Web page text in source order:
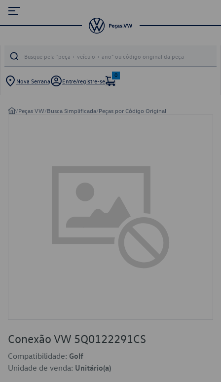
Nova Serrana Entre/registre-se
0
/Peças VW/Busca Simplificada/Peças por Código Original
Conexão VW 5Q0122291CS
Compatibilidade: Golf
Unidade de venda: Unitário(a)